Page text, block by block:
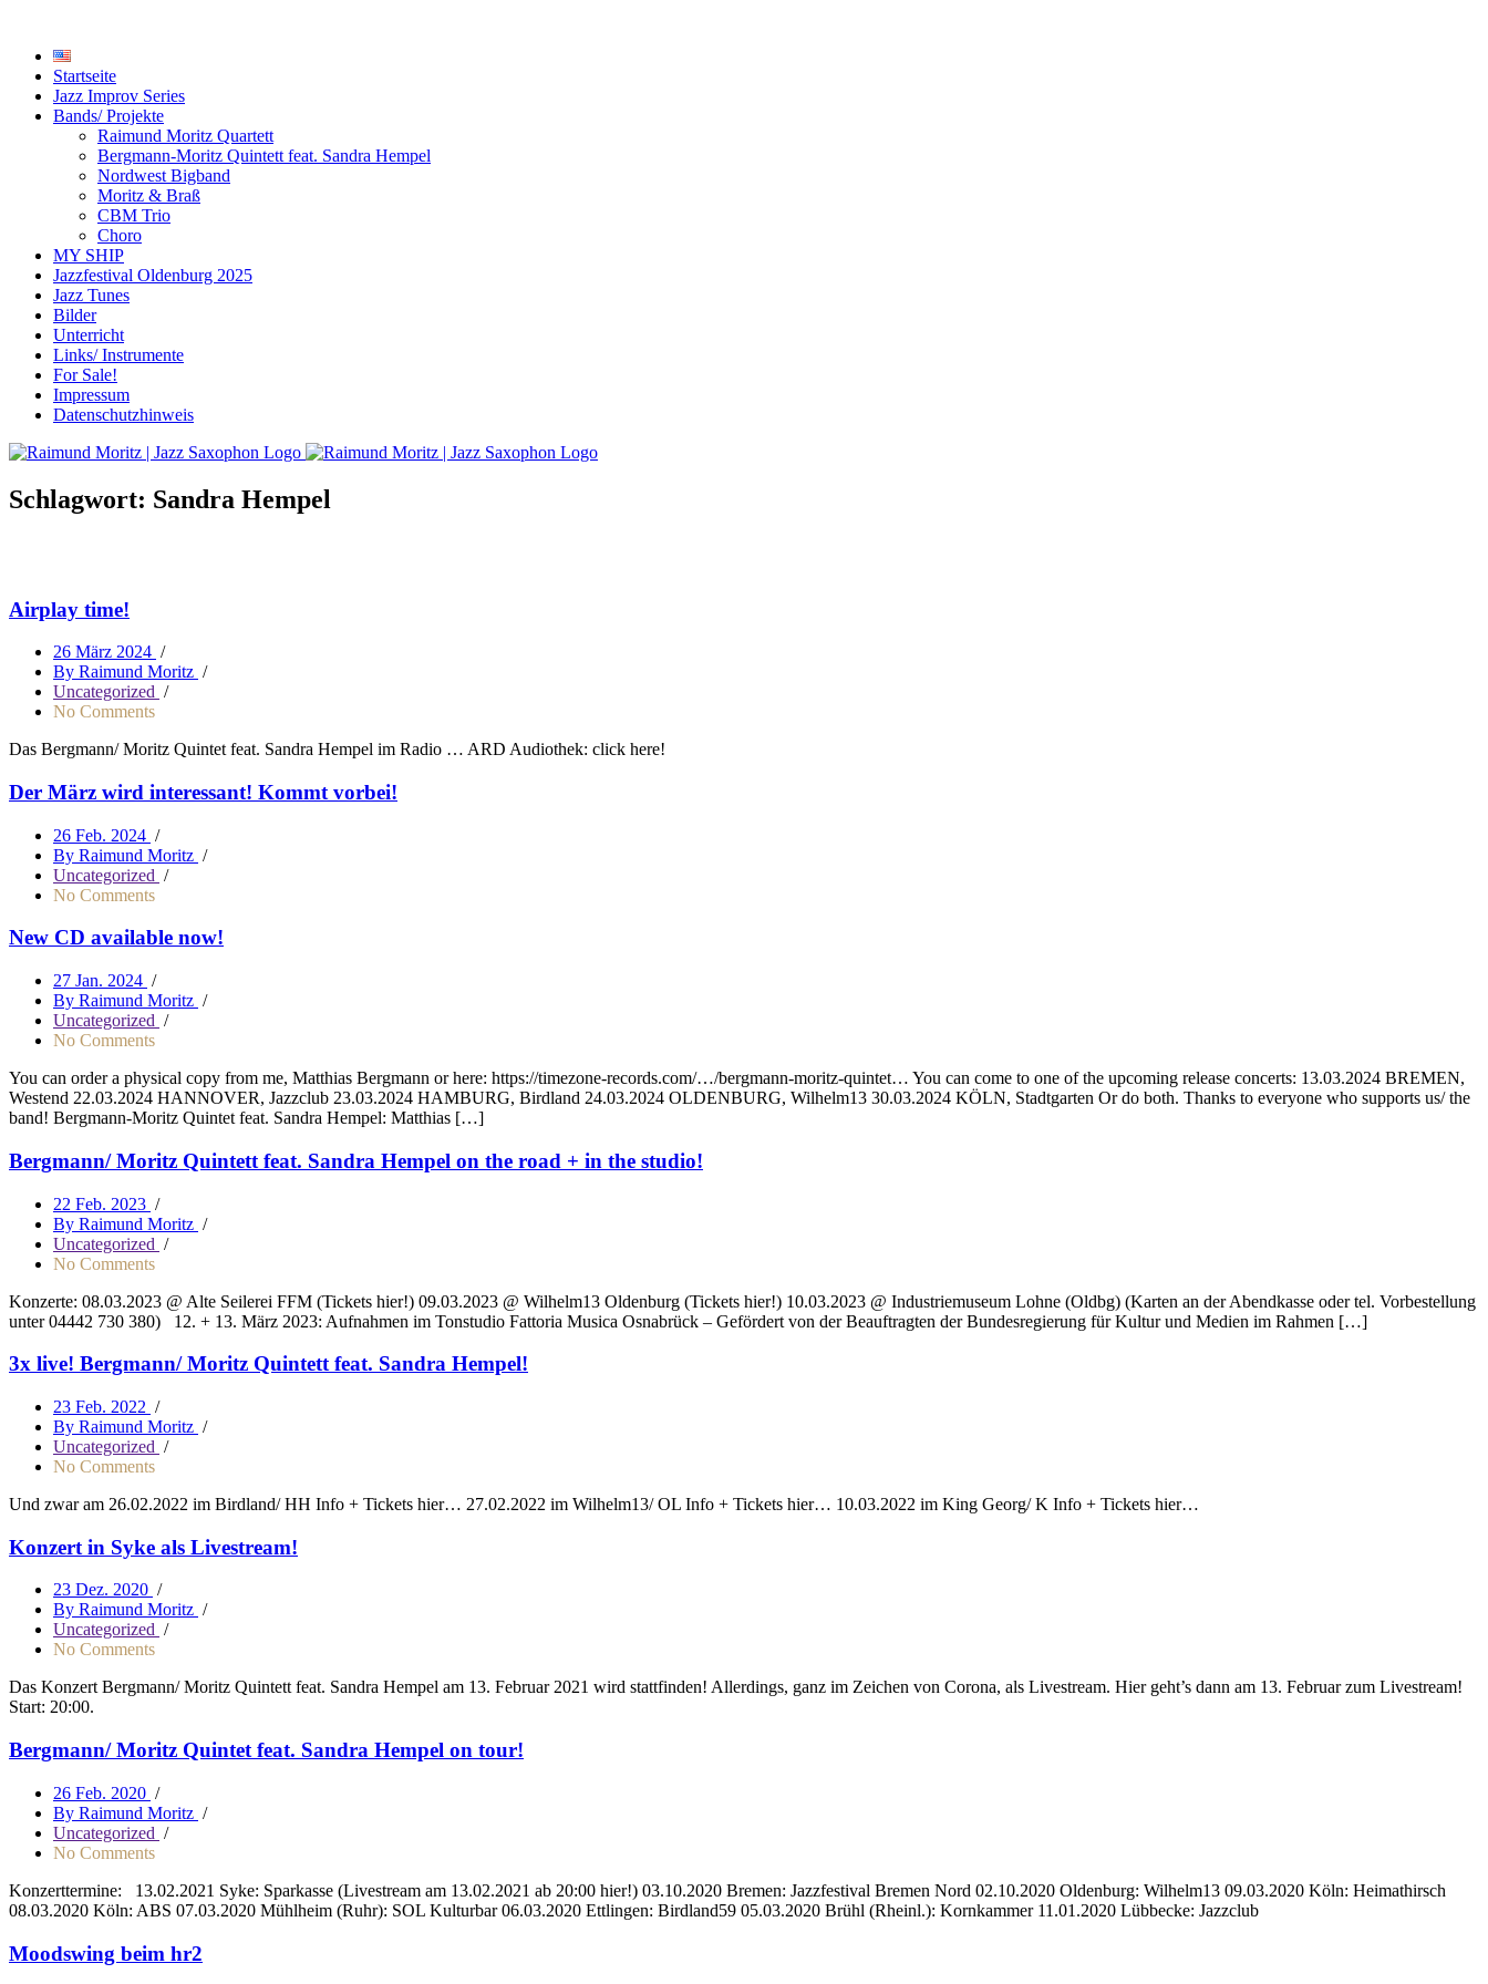
Startseite
Jazz Improv Series
Bands/ Projekte
Raimund Moritz Quartett
Bergmann-Moritz Quintett feat. Sandra Hempel
Nordwest Bigband
Moritz & Braß
CBM Trio
Choro
MY SHIP
Jazzfestival Oldenburg 2025
Jazz Tunes
Bilder
Unterricht
Links/ Instrumente
For Sale!
Impressum
Datenschutzhinweis
Schlagwort: Sandra Hempel
Airplay time!
26 März 2024 /
By Raimund Moritz /
Uncategorized /
No Comments
Das Bergmann/ Moritz Quintet feat. Sandra Hempel im Radio … ARD Audiothek: click here!
Der März wird interessant! Kommt vorbei!
26 Feb. 2024 /
By Raimund Moritz /
Uncategorized /
No Comments
New CD available now!
27 Jan. 2024 /
By Raimund Moritz /
Uncategorized /
No Comments
You can order a physical copy from me, Matthias Bergmann or here: https://timezone-records.com/…/bergmann-moritz-quintet… You can come to one of the upcoming release concerts: 13.03.2024 BREMEN,
Westend 22.03.2024 HANNOVER, Jazzclub 23.03.2024 HAMBURG, Birdland 24.03.2024 OLDENBURG, Wilhelm13 30.03.2024 KÖLN, Stadtgarten Or do both. Thanks to everyone who supports us/ the
band! Bergmann-Moritz Quintet feat. Sandra Hempel: Matthias […]
Bergmann/ Moritz Quintett feat. Sandra Hempel on the road + in the studio!
22 Feb. 2023 /
By Raimund Moritz /
Uncategorized /
No Comments
Konzerte: 08.03.2023 @ Alte Seilerei FFM (Tickets hier!) 09.03.2023 @ Wilhelm13 Oldenburg (Tickets hier!) 10.03.2023 @ Industriemuseum Lohne (Oldbg) (Karten an der Abendkasse oder tel. Vorbestellung
unter 04442 730 380) 12. + 13. März 2023: Aufnahmen im Tonstudio Fattoria Musica Osnabrück – Gefördert von der Beauftragten der Bundesregierung für Kultur und Medien im Rahmen […]
3x live! Bergmann/ Moritz Quintett feat. Sandra Hempel!
23 Feb. 2022 /
By Raimund Moritz /
Uncategorized /
No Comments
Und zwar am 26.02.2022 im Birdland/ HH Info + Tickets hier… 27.02.2022 im Wilhelm13/ OL Info + Tickets hier… 10.03.2022 im King Georg/ K Info + Tickets hier…
Konzert in Syke als Livestream!
23 Dez. 2020 /
By Raimund Moritz /
Uncategorized /
No Comments
Das Konzert Bergmann/ Moritz Quintett feat. Sandra Hempel am 13. Februar 2021 wird stattfinden! Allerdings, ganz im Zeichen von Corona, als Livestream. Hier geht’s dann am 13. Februar zum Livestream!
Start: 20:00.
Bergmann/ Moritz Quintet feat. Sandra Hempel on tour!
26 Feb. 2020 /
By Raimund Moritz /
Uncategorized /
No Comments
Konzerttermine: 13.02.2021 Syke: Sparkasse (Livestream am 13.02.2021 ab 20:00 hier!) 03.10.2020 Bremen: Jazzfestival Bremen Nord 02.10.2020 Oldenburg: Wilhelm13 09.03.2020 Köln: Heimathirsch
08.03.2020 Köln: ABS 07.03.2020 Mühlheim (Ruhr): SOL Kulturbar 06.03.2020 Ettlingen: Birdland59 05.03.2020 Brühl (Rheinl.): Kornkammer 11.01.2020 Lübbecke: Jazzclub
Moodswing beim hr2